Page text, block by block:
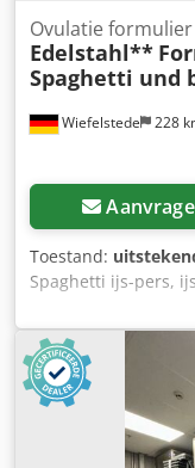
Wiefelstede 228
Ovulatie formulier
Edelstahl**
Spaghetti und
Toestand:
Spaghetti ijs-pers,
roestvrijstalen buis:
beschikbaar -
Tagliatelle,
mm - Prijs: per stuk
Gewicht: 0,45 kg